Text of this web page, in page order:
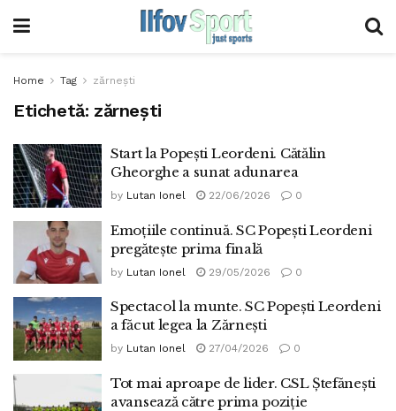
Home Tag zărnești
Etichetă: zărnești
Start la Popești Leordeni. Cătălin
Gheorghe a sunat adunarea
by Lutan Ionel 22/06/2026 0
Emoțiile continuă. SC Popești Leordeni
pregătește prima finală
by Lutan Ionel 29/05/2026 0
Spectacol la munte. SC Popești Leordeni
a făcut legea la Zărnești
by Lutan Ionel 27/04/2026 0
Tot mai aproape de lider. CSL Ștefănești
avansează către prima poziție